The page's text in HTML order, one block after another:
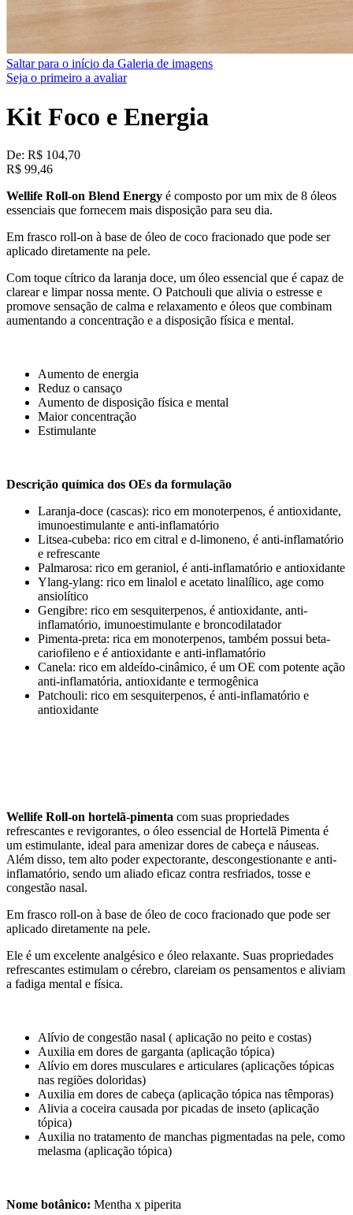
Saltar para o início da Galeria de imagens
Seja o primeiro a avaliar
Kit Foco e Energia
De: R$ 104,70
R$ 99,46
Wellife Roll-on Blend Energy é composto por um mix de 8 óleos
essenciais que fornecem mais disposição para seu dia.
Em frasco roll-on à base de óleo de coco fracionado que pode ser
aplicado diretamente na pele.
Com toque cítrico da laranja doce, um óleo essencial que é capaz de
clarear e limpar nossa mente. O Patchouli que alivia o estresse e
promove sensação de calma e relaxamento e óleos que combinam
aumentando a concentração e a disposição física e mental.
Aumento de energia
Reduz o cansaço
Aumento de disposição física e mental
Maior concentração
Estimulante
Descrição química dos OEs da formulação
Laranja-doce (cascas): rico em monoterpenos, é antioxidante,
imunoestimulante e anti-inflamatório
Litsea-cubeba: rico em citral e d-limoneno, é anti-inflamatório
e refrescante
Palmarosa: rico em geraniol, é anti-inflamatório e antioxidante
Ylang-ylang: rico em linalol e acetato linalílico, age como
ansiolítico
Gengibre: rico em sesquiterpenos, é antioxidante, anti-
inflamatório, imunoestimulante e broncodilatador
Pimenta-preta: rica em monoterpenos, também possui beta-
cariofileno e é antioxidante e anti-inflamatório
Canela: rico em aldeído-cinâmico, é um OE com potente ação
anti-inflamatória, antioxidante e termogênica
Patchouli: rico em sesquiterpenos, é anti-inflamatório e
antioxidante
Wellife Roll-on hortelã-pimenta com suas propriedades
refrescantes e revigorantes, o óleo essencial de Hortelã Pimenta é
um estimulante, ideal para amenizar dores de cabeça e náuseas.
Além disso, tem alto poder expectorante, descongestionante e anti-
inflamatório, sendo um aliado eficaz contra resfriados, tosse e
congestão nasal.
Em frasco roll-on à base de óleo de coco fracionado que pode ser
aplicado diretamente na pele.
Ele é um excelente analgésico e óleo relaxante. Suas propriedades
refrescantes estimulam o cérebro, clareiam os pensamentos e aliviam
a fadiga mental e física.
Alívio de congestão nasal ( aplicação no peito e costas)
Auxilia em dores de garganta (aplicação tópica)
Alívio em dores musculares e articulares (aplicações tópicas
nas regiões doloridas)
Auxilia em dores de cabeça (aplicação tópica nas têmporas)
Alivia a coceira causada por picadas de inseto (aplicação
tópica)
Auxilia no tratamento de manchas pigmentadas na pele, como
melasma (aplicação tópica)
Nome botânico: Mentha x piperita